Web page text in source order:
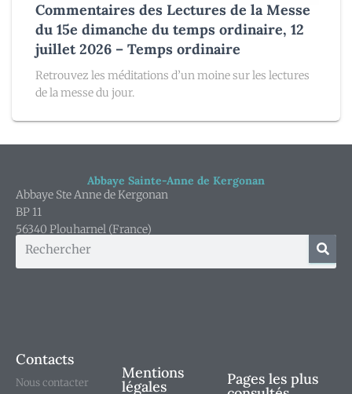
Commentaires des Lectures de la Messe
du 15e dimanche du temps ordinaire, 12
juillet 2026 – Temps ordinaire
Retrouvez les méditations d’un moine sur les lectures
de la messe du jour.
Abbaye Sainte-Anne de Kergonan
Abbaye Ste Anne de Kergonan
BP 11
56340 Plouharnel (France)
Contacts
Nous contacter
Mentions
légales Pages les plus